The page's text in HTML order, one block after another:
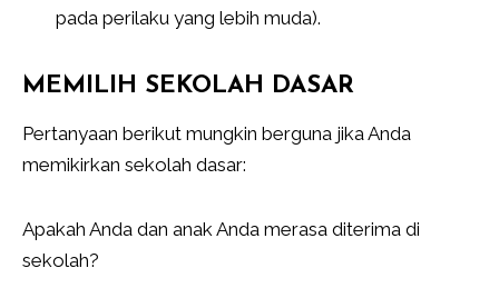
pada perilaku yang lebih muda).
MEMILIH SEKOLAH DASAR
Pertanyaan berikut mungkin berguna jika Anda
memikirkan sekolah dasar:
Apakah Anda dan anak Anda merasa diterima di
sekolah?